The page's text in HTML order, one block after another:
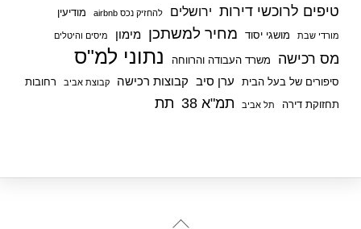
טיפים לרוכשי דירות ירושלים להחזיק נכס airbnb מודיעין
מורדי שבת מושגי יסוד מחיר למשתכן מימון מיסים והיטלים
מס רכישה משרד העבודה והרווחה נתוני למ"ס
סיפורים של בעל הבית ערן סיב קבוצות רכישה קבוצת אביב
רחובות
תחזוקת דירה
תל אביב תמ"א 38 תת
Back